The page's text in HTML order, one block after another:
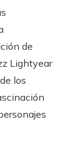
de
Lightyear
los